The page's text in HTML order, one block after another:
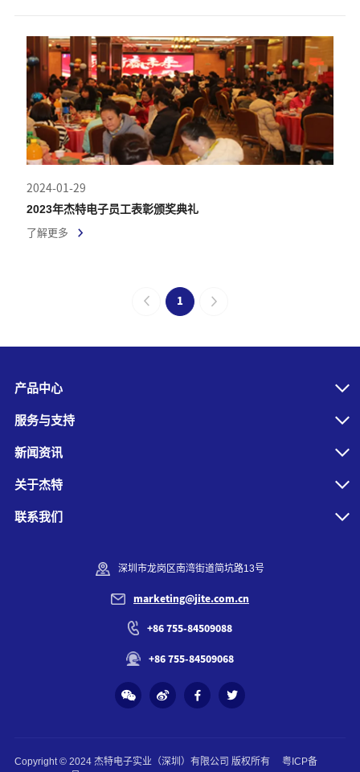
2024-01-29
2023年杰特电子员工表彰颁奖典礼
了解更多
1
产品中心
服务与支持
新闻资讯
关于杰特
联系我们
深圳市龙岗区南湾街道简坑路13号
marketing@jite.com.cn
+86 755-84509088
+86 755-84509068
Copyright © 2024 杰特电子实业（深圳）有限公司 版权所有
粤ICP备